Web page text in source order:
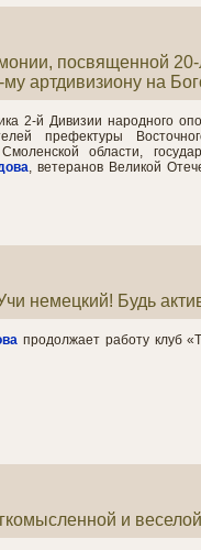
посвященной 20-
артдивизиону на
2-й Дивизии народного
префектуры
области,
, ветеранов Великой
немецкий! Будь
продолжает работу клуб
и